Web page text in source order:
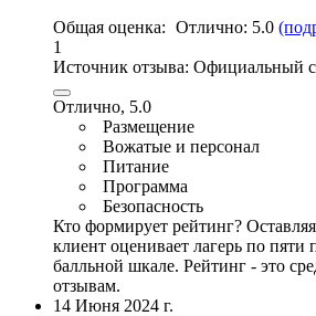
Общая оценка: Отлично: 5.0
1
Источник отзыва: Официальный
Отлично, 5.0
Размещение
Вожатые и персонал
Питание
Программа
Безопасность
Кто формирует рейтинг?
клиент оценивает лагерь по пяти
балльной шкале. Рейтинг - это
отзывам.
14 Июня 2024 г.